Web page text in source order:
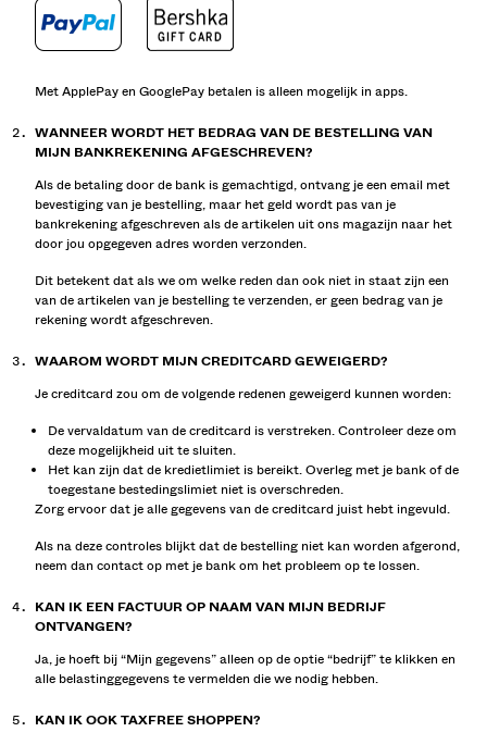
Met ApplePay en GooglePay betalen is alleen mogelijk in apps.
WANNEER WORDT HET BEDRAG VAN DE BESTELLING VAN
MIJN BANKREKENING AFGESCHREVEN?
Als de betaling door de bank is gemachtigd, ontvang je een email met
bevestiging van je bestelling, maar het geld wordt pas van je
bankrekening afgeschreven als de artikelen uit ons magazijn naar het
door jou opgegeven adres worden verzonden.
Dit betekent dat als we om welke reden dan ook niet in staat zijn een
van de artikelen van je bestelling te verzenden, er geen bedrag van je
rekening wordt afgeschreven.
WAAROM WORDT MIJN CREDITCARD GEWEIGERD?
Je creditcard zou om de volgende redenen geweigerd kunnen worden:
De vervaldatum van de creditcard is verstreken. Controleer deze om
deze mogelijkheid uit te sluiten.
Het kan zijn dat de kredietlimiet is bereikt. Overleg met je bank of de
toegestane bestedingslimiet niet is overschreden.
Zorg ervoor dat je alle gegevens van de creditcard juist hebt ingevuld.
Als na deze controles blijkt dat de bestelling niet kan worden afgerond,
neem dan contact op met je bank om het probleem op te lossen.
KAN IK EEN FACTUUR OP NAAM VAN MIJN BEDRIJF
ONTVANGEN?
Ja, je hoeft bij “Mijn gegevens” alleen op de optie “bedrijf” te klikken en
alle belastinggegevens te vermelden die we nodig hebben.
KAN IK OOK TAXFREE SHOPPEN?